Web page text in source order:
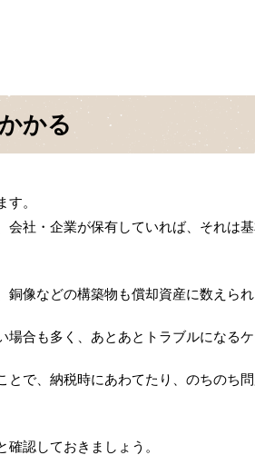
かる
。
会社・企業が保有していれば、それは
像などの構築物も償却資産に数えら
場合も多く、あとあとトラブルになる
で、納税時にあわてたり、のちのち
認しておきましょう。